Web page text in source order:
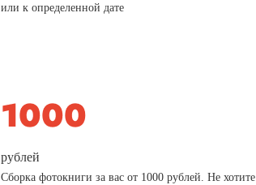
или к определенной дате
рублей
Сборка фотокниги за вас от 1000 рублей. Не хотите